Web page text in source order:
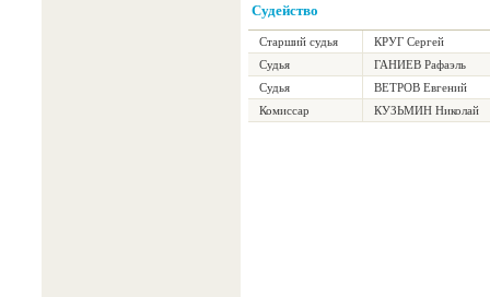
Судейство
Старший судья
КРУГ Сергей
Судья
ГАНИЕВ Рафаэль
Судья
ВЕТРОВ Евгений
Комиссар
КУЗЬМИН Николай